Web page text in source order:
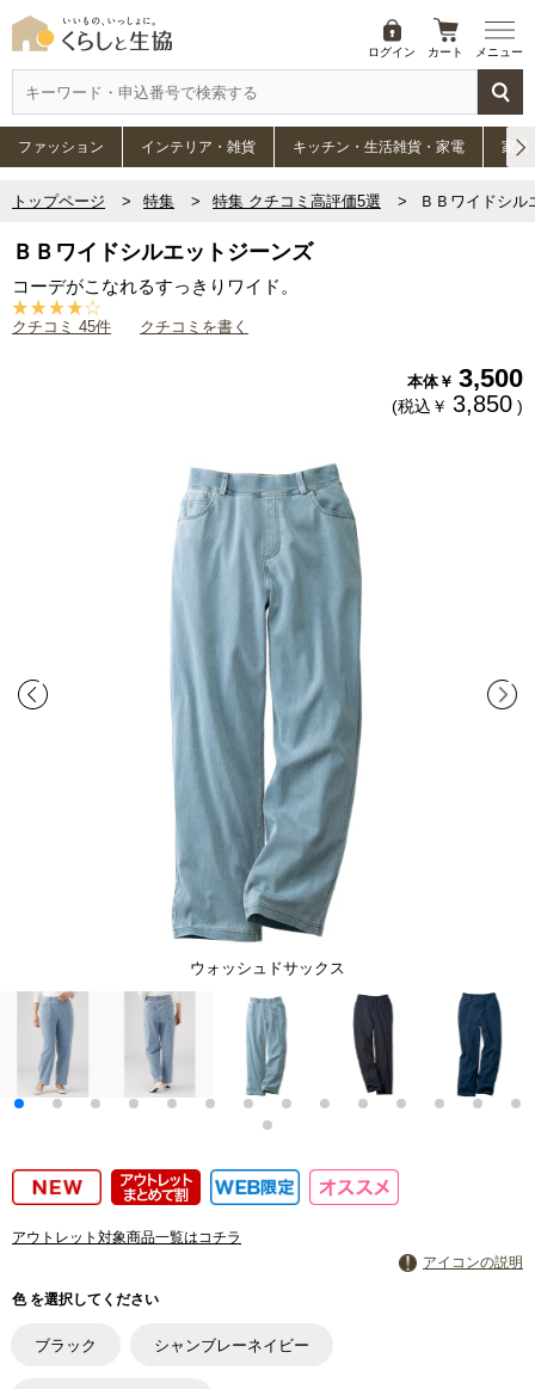
ログイン カート メニュー
ファッション インテリア・雑貨 キッチン・生活雑貨・家電 家具
トップページ 特集 特集 クチコミ高評価5選 ＢＢワイドシル
ＢＢワイドシルエットジーンズ
コーデがこなれるすっきりワイド。
クチコミ 45件 クチコミを書く
本体￥ 3,500
(税込￥ 3,850 )
ウォッシュドサックス
アウトレット対象商品一覧はコチラ
アイコンの説明
色 を選択してください
ブラック シャンブレーネイビー